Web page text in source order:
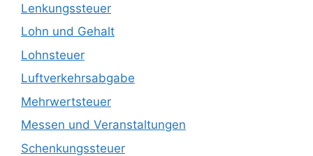
Lenkungssteuer
Lohn und Gehalt
Lohnsteuer
Luftverkehrsabgabe
Mehrwertsteuer
Messen und Veranstaltungen
Schenkungssteuer